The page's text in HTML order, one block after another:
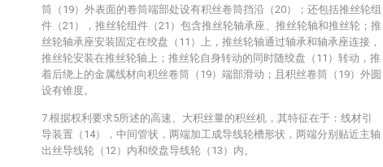
筒（19）外表面的卷筒端部处设有积丝卷筒挡沿（20）；还包括推丝轮组
件（21），推丝轮组件（21）包含推丝轮轴承座、推丝轮轴和推丝轮；推
丝轮轴承座安装固定在绞盘（11）上，推丝轮轴通过轴承和轴承座连接，
推丝轮安装在推丝轮轴上；推丝轮自身转动的同时随绞盘（11）转动，推
着后绕上的金属线材向积丝卷筒（19）端部滑动；且积丝卷筒（19）外圆
设有锥度。
7.根据权利要求5所述的高速、大积丝量的积丝机，其特征在于：线材引
导装置（14），中间管状，两端加工成导线轮槽形状，两端分别贴近主轴
出丝导线轮（12）内和绞盘导线轮（13）内。